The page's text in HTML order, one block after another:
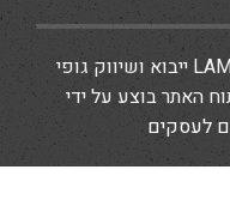
© 2026 כל הזכויות שמורות ל-LAMP ייבוא ושיווק גופי
האתר בוצע על ידי
לעסקים